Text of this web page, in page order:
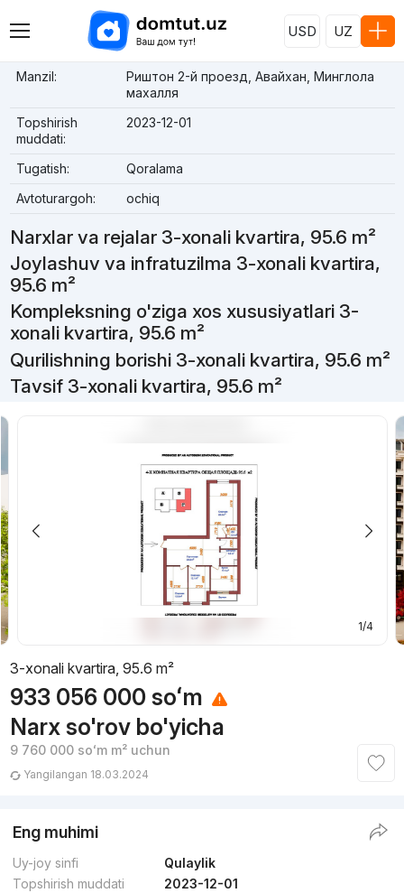
USD UZ
Manzil:
Риштон 2-й проезд, Авайхан, Минглола
махалля
Topshirish
muddati:
2023-12-01
Tugatish:
Qoralama
Avtoturargoh:
ochiq
Narxlar va rejalar 3-xonali kvartira, 95.6 m²
Joylashuv va infratuzilma 3-xonali kvartira,
95.6 m²
Kompleksning o'ziga xos xususiyatlari 3-
xonali kvartira, 95.6 m²
Qurilishning borishi 3-xonali kvartira, 95.6 m²
Tavsif 3-xonali kvartira, 95.6 m²
1/4
3-xonali kvartira, 95.6 m²
933 056 000 soʻm
Narx so'rov bo'yicha
9 760 000 soʻmm² uchun
Yangilangan 18.03.2024
Eng muhimi
Uy-joy sinfi
Qulaylik
Topshirish muddati
2023-12-01